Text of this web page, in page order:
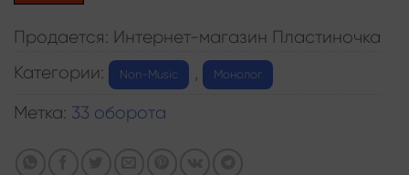
Продается: Интернет-магазин Пластиночка
Категории:
Non-Music , Монолог
Метка: 33 оборота